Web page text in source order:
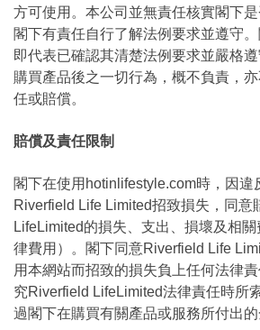
方可使用。本公司並無責任核實閣下是
閣下有責任自行了解法例要求並遵守。
即代表已確認其清楚法例要求並嚴格
購買產品後之一切行為，概不負責，
任或賠償。
賠償及責任限制
閣下在使用hotinlifestyle.com時，因違
Riverfield Life Limited招致損失，同意
LifeLimited的損失、支出、損壞及相
律費用）。閣下同意Riverfield Life
用本網站而招致的損失負上任何法律
究Riverfield LifeLimited法律責任時所
過閣下在購買有關產品或服務所付出的